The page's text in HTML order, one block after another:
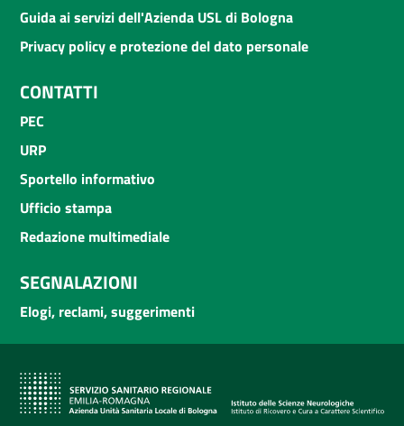
Guida ai servizi dell'Azienda USL di Bologna
Privacy policy e protezione del dato personale
CONTATTI
PEC
URP
Sportello informativo
Ufficio stampa
Redazione multimediale
SEGNALAZIONI
Elogi, reclami, suggerimenti